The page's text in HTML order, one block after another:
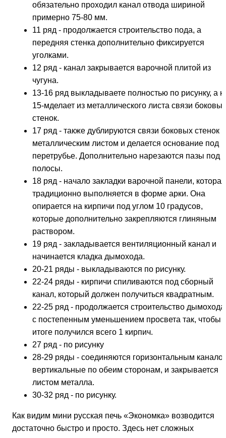
обязательно проходил канал отвода шириной
примерно 75-80 мм.
11 ряд - продолжается строительство пода, а
передняя стенка дополнительно фиксируется
уголками.
12 ряд - канал закрывается варочной плитой из
чугуна.
13-16 ряд выкладываете полностью по рисунку, а
15-мделает из металлического листа связи боковых
стенок.
17 ряд - также дублируются связи боковых стенок
металлическим листом и делается основание под
перетрубье. Дополнительно нарезаются пазы под
полосы.
18 ряд - начало закладки варочной панели, которая
традиционно выполняется в форме арки. Она
опирается на кирпичи под углом 10 градусов,
которые дополнительно закрепляются глиняным
раствором.
19 ряд - закладывается вентиляционный канал и
начинается кладка дымохода.
20-21 ряды - выкладываются по рисунку.
22-24 ряды - кирпичи спиливаются под сборный
канал, который должен получиться квадратным.
22-25 ряд - продолжается строительство дымохода
с постепенным уменьшением просвета так, чтобы
итоге получился всего 1 кирпич.
27 ряд - по рисунку
28-29 ряды - соединяются горизонтальным
вертикальные по обеим сторонам, и закрывается
листом металла.
30-32 ряд - по рисунку.
Как видим мини русская печь «Экономка» возводится
достаточно быстро и просто. Здесь нет сложных